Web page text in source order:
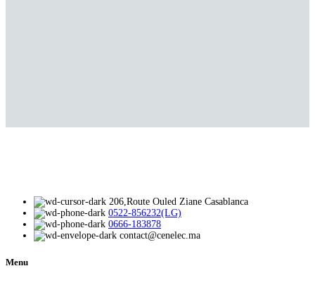
206,Route Ouled Ziane Casablanca
0522-856232(LG)
0666-183878
contact@cenelec.ma
Menu